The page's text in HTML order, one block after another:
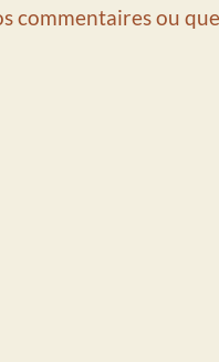
commentaires ou